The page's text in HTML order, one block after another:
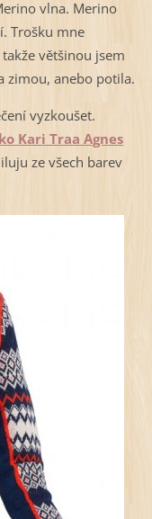
vlna. Merino
Trošku mne
většinou jsem
zimou, anebo potila.
vyzkoušet.
Kari Traa Agnes
ze všech barev